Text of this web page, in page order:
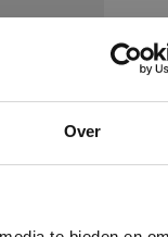
Over
van